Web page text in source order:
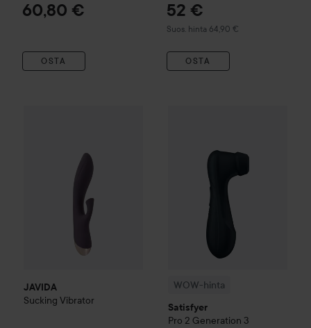
60,80 €
OSTA
52 €
Suos. hinta 64,90 €
Suositeltu hinta 64,90 €
OSTA
JAVIDA
Sucking Vibrator
WOW-hinta
Satisfyer
Pro 2 Generation 3